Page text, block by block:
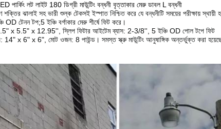
পার্কিং লট লাইট 180 ডিগ্রী মাউন্টিং বন্ধনী বৃত্তাকার মেরু ডাবল L বন্ধনী
শক্তির ঝালাই সহ ভারী শুল্ক টেকসই ইস্পাত নিশ্চিত করে যে বন্ধনীটি সময়ের পরীক্ষায় স্থায়ী
OD টেনন টপ;5 ইঞ্চি বর্গাকার মেরু শীর্ষে ফিট করে।
x 5.5" x 12.95'', স্লিপ ফিটার আইটেম ব্যাস: 2-3/8'', 5 ইঞ্চি OD পোল টপে ফিট
14" x 6" x 6", মোট ওজন: 8 পাউন্ড। সমস্ত স্ক্রু মাউন্টিং আনুষাঙ্গিক অন্তর্ভুক্ত করা